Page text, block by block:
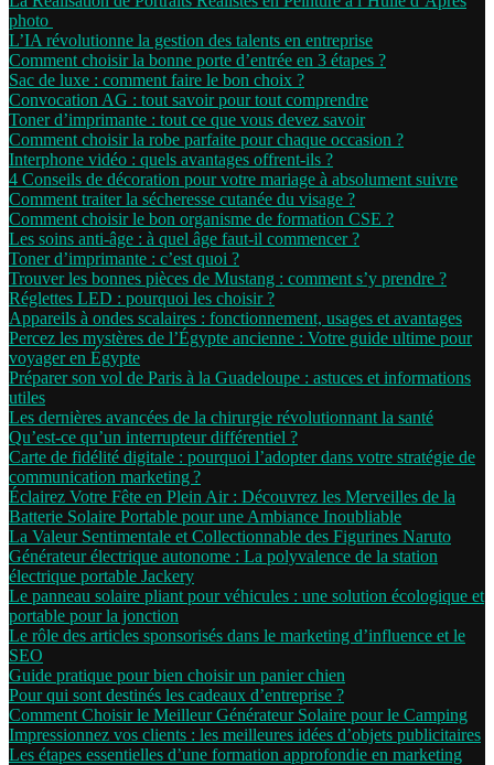
photo
L’IA révolutionne la gestion des talents en entreprise
Comment choisir la bonne porte d’entrée en 3 étapes ?
Sac de luxe : comment faire le bon choix ?
Convocation AG : tout savoir pour tout comprendre
Toner d’imprimante : tout ce que vous devez savoir
Comment choisir la robe parfaite pour chaque occasion ?
Interphone vidéo : quels avantages offrent-ils ?
4 Conseils de décoration pour votre mariage à absolument suivre
Comment traiter la sécheresse cutanée du visage ?
Comment choisir le bon organisme de formation CSE ?
Les soins anti-âge : à quel âge faut-il commencer ?
Toner d’imprimante : c’est quoi ?
Trouver les bonnes pièces de Mustang : comment s’y prendre ?
Réglettes LED : pourquoi les choisir ?
Appareils à ondes scalaires : fonctionnement, usages et avantages
Percez les mystères de l’Égypte ancienne : Votre guide ultime pour
voyager en Égypte
Préparer son vol de Paris à la Guadeloupe : astuces et informations
utiles
Les dernières avancées de la chirurgie révolutionnant la santé
Qu’est-ce qu’un interrupteur différentiel ?
Carte de fidélité digitale : pourquoi l’adopter dans votre stratégie de
communication marketing ?
Éclairez Votre Fête en Plein Air : Découvrez les Merveilles de la
Batterie Solaire Portable pour une Ambiance Inoubliable
La Valeur Sentimentale et Collectionnable des Figurines Naruto
Générateur électrique autonome : La polyvalence de la station
électrique portable Jackery
Le panneau solaire pliant pour véhicules : une solution écologique et
portable pour la jonction
Le rôle des articles sponsorisés dans le marketing d’influence et le
SEO
Guide pratique pour bien choisir un panier chien
Pour qui sont destinés les cadeaux d’entreprise ?
Comment Choisir le Meilleur Générateur Solaire pour le Camping
Impressionnez vos clients : les meilleures idées d’objets publicitaires
Les étapes essentielles d’une formation approfondie en marketing